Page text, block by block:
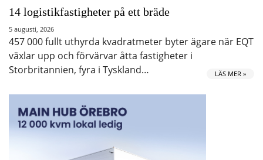
14 logistikfastigheter på ett bräde
5 augusti, 2026
457 000 fullt uthyrda kvadratmeter byter ägare när EQT
växlar upp och förvärvar åtta fastigheter i
Storbritannien, fyra i Tyskland…
LÄS MER »